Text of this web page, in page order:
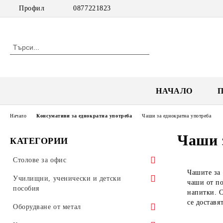
Профил 0877221823
НАЧАЛО
КАТЕГОРИИ
Столове за офис
Посетителски столове
Училищни, ученически и детски
пособия
Обзавеждане за училища
Оборудване от метал
Начало Консумативи за еднократна употреба Чаши за еднократна употреба
Чаши
Чашите за
чаши от
напитки.
се